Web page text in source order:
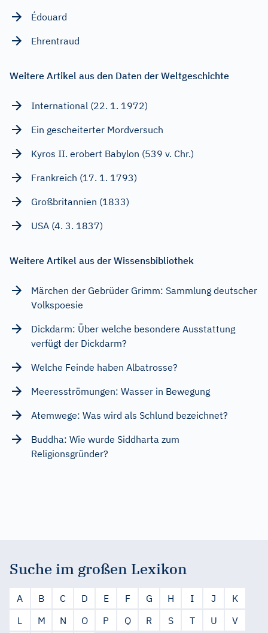
Édouard
Ehrentraud
Weitere Artikel aus den Daten der Weltgeschichte
International (22. 1. 1972)
Ein gescheiterter Mordversuch
Kyros II. erobert Babylon (539 v. Chr.)
Frankreich (17. 1. 1793)
Großbritannien (1833)
USA (4. 3. 1837)
Weitere Artikel aus der Wissensbibliothek
Märchen der Gebrüder Grimm: Sammlung deutscher
Volkspoesie
Dickdarm: Über welche besondere Ausstattung
verfügt der Dickdarm?
Welche Feinde haben Albatrosse?
Meeresströmungen: Wasser in Bewegung
Atemwege: Was wird als Schlund bezeichnet?
Buddha: Wie wurde Siddharta zum
Religionsgründer?
Suche im großen Lexikon
A B C D E F G H I J
K
L
M N O P Q R S T U
V